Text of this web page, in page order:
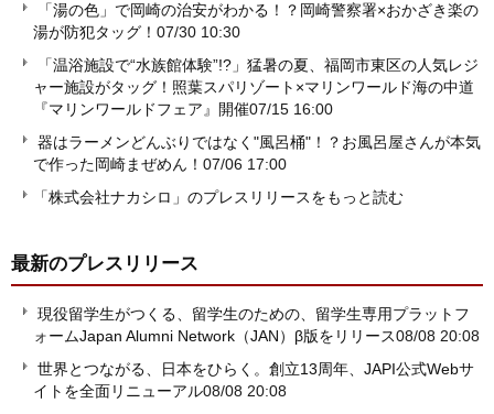
「湯の色」で岡崎の治安がわかる！？岡崎警察署×おかざき楽の
湯が防犯タッグ！ 07/30 10:30
「温浴施設で“水族館体験”!?」猛暑の夏、福岡市東区の人気レジ
ャー施設がタッグ！照葉スパリゾート×マリンワールド海の中道
『マリンワールドフェア』開催07/15 16:00
器はラーメンどんぶりではなく"風呂桶"！？お風呂屋さんが本気
で作った岡崎まぜめん！ 07/06 17:00
「株式会社ナカシロ」のプレスリリースをもっと読む
最新のプレスリリース
現役留学生がつくる、留学生のための、留学生専用プラットフ
ォームJapan Alumni Network（JAN）β版をリリース08/08 20:08
世界とつながる、日本をひらく。創立13周年、JAPI公式Webサ
イトを全面リニューアル08/08 20:08